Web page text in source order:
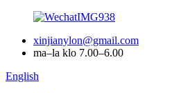
xinjianylon@gmail.com
ma–la klo 7.00–6.00
English